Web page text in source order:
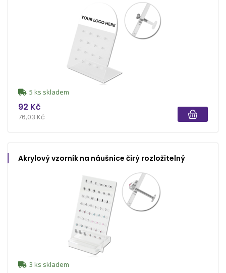
5 ks skladem
92 Kč
76,03 Kč
Akrylový vzorník na náušnice čirý rozložitelný
3 ks skladem